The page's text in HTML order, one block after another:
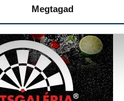
Megtagad